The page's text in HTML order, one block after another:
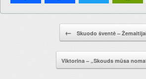
← Skuodo šventė –
Viktorina – „Skouds mūsa